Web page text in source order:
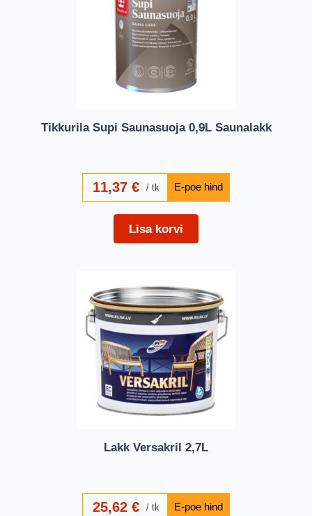
Tikkurila Supi Saunasuoja 0,9L Saunalakk
11,37 € tk
Lisa korvi
Lakk Versakril 2,7L
25,62 € tk